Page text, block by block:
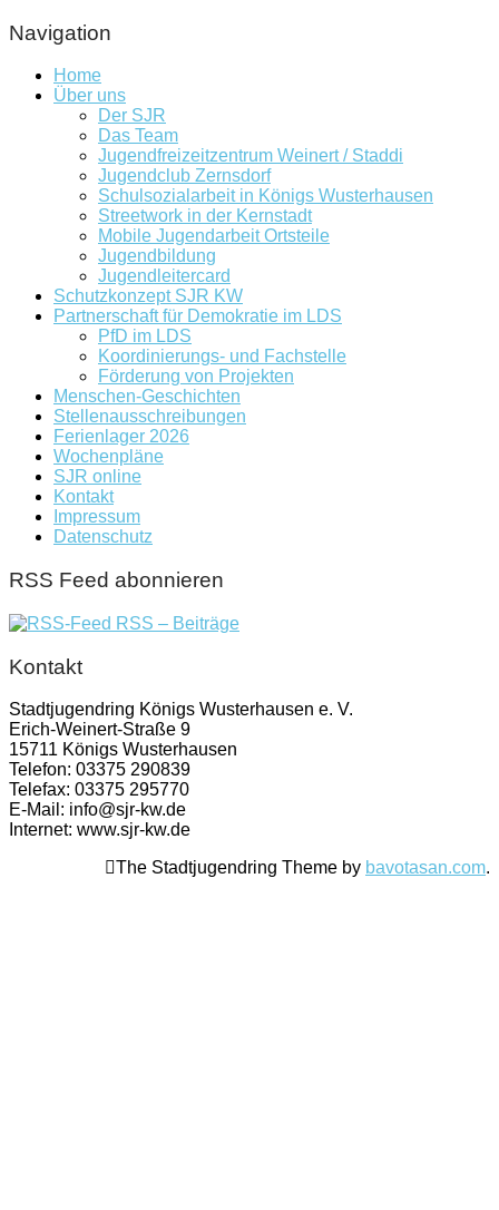
Navigation
Home
Über uns
Der SJR
Das Team
Jugendfreizeitzentrum Weinert / Staddi
Jugendclub Zernsdorf
Schulsozialarbeit in Königs Wusterhausen
Streetwork in der Kernstadt
Mobile Jugendarbeit Ortsteile
Jugendbildung
Jugendleitercard
Schutzkonzept SJR KW
Partnerschaft für Demokratie im LDS
PfD im LDS
Koordinierungs- und Fachstelle
Förderung von Projekten
Menschen-Geschichten
Stellenausschreibungen
Ferienlager 2026
Wochenpläne
SJR online
Kontakt
Impressum
Datenschutz
RSS Feed abonnieren
RSS – Beiträge
Kontakt
Stadtjugendring Königs Wusterhausen e. V.
Erich-Weinert-Straße 9
15711 Königs Wusterhausen
Telefon: 03375 290839
Telefax: 03375 295770
E-Mail: info@sjr-kw.de
Internet: www.sjr-kw.de
The Stadtjugendring Theme by bavotasan.com.